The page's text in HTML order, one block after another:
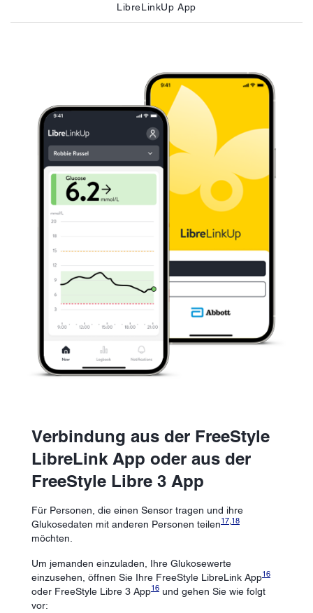
LibreLinkUp App
Verbindung aus der FreeStyle
LibreLink App oder aus der
FreeStyle Libre 3 App
Für Personen, die einen Sensor tragen und ihre
Glukosedaten mit anderen Personen teilen17,18
möchten.
Um jemanden einzuladen, Ihre Glukosewerte
einzusehen, öffnen Sie Ihre FreeStyle LibreLink App16
oder FreeStyle Libre 3 App16 und gehen Sie wie folgt
vor: